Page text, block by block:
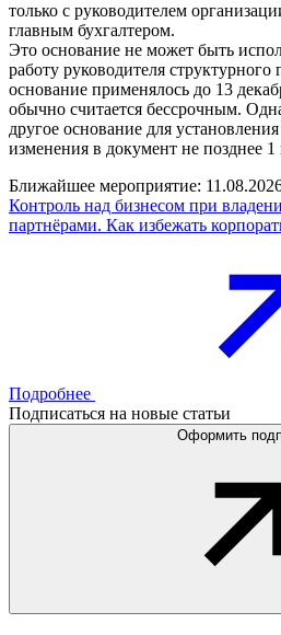
только с руководителем
главным бухгалтером.
Это основание не может быть
работу руководителя структурного
основание применялось до 13
обычно считается бессрочным.
другое основание для
изменения в документ не позднее 1
Ближайшее мероприятие:
Контроль над бизнесом при
партнёрами. Как избежать
Подробнее
Подписаться на новые статьи
Оформить